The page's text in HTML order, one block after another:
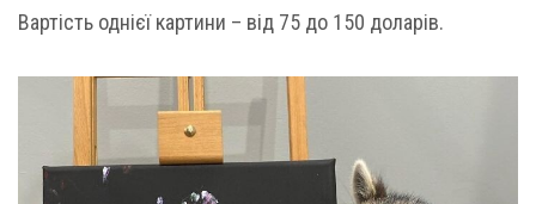
Вартість однієї картини – від 75 до 150 доларів.